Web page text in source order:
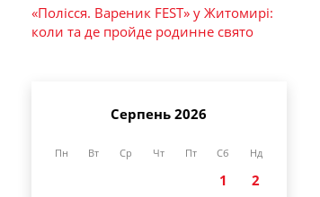
«Полісся. Вареник FEST» у Житомирі:
коли та де пройде родинне свято
Серпень 2026
Пн Вт Ср Чт Пт Сб Нд
1
2